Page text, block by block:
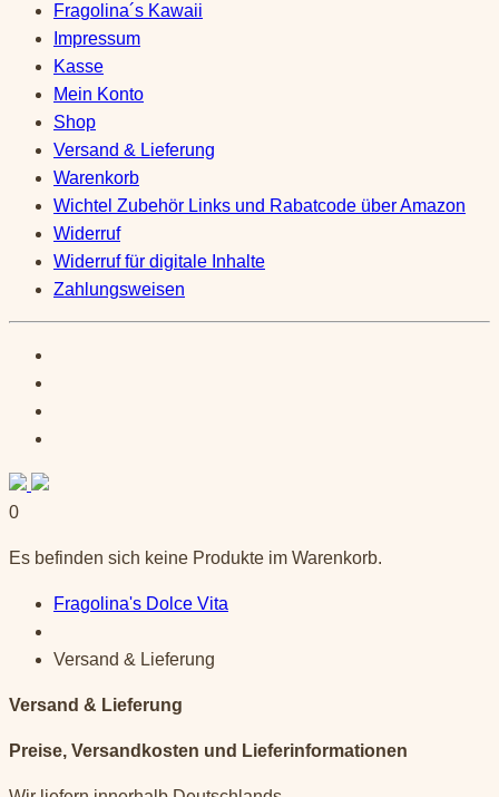
Fragolina´s Kawaii
Impressum
Kasse
Mein Konto
Shop
Versand & Lieferung
Warenkorb
Wichtel Zubehör Links und Rabatcode über Amazon
Widerruf
Widerruf für digitale Inhalte
Zahlungsweisen
0
Es befinden sich keine Produkte im Warenkorb.
Fragolina's Dolce Vita
Versand & Lieferung
Versand & Lieferung
Preise, Versandkosten und Lieferinformationen